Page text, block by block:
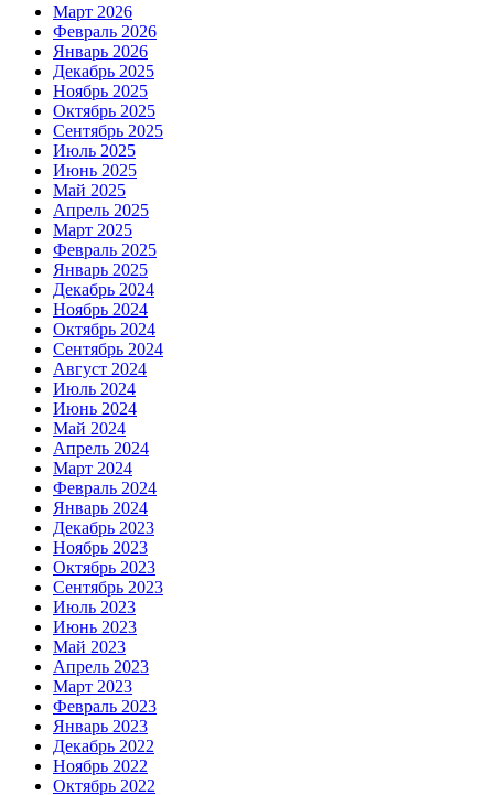
Март 2026
Февраль 2026
Январь 2026
Декабрь 2025
Ноябрь 2025
Октябрь 2025
Сентябрь 2025
Июль 2025
Июнь 2025
Май 2025
Апрель 2025
Март 2025
Февраль 2025
Январь 2025
Декабрь 2024
Ноябрь 2024
Октябрь 2024
Сентябрь 2024
Август 2024
Июль 2024
Июнь 2024
Май 2024
Апрель 2024
Март 2024
Февраль 2024
Январь 2024
Декабрь 2023
Ноябрь 2023
Октябрь 2023
Сентябрь 2023
Июль 2023
Июнь 2023
Май 2023
Апрель 2023
Март 2023
Февраль 2023
Январь 2023
Декабрь 2022
Ноябрь 2022
Октябрь 2022